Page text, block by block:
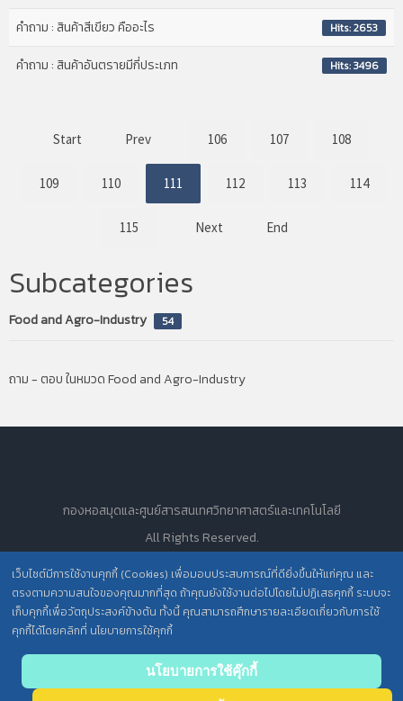
คำถาม : สินค้าสีเขียว คืออะไร Hits: 2653
คำถาม : สินค้าอันตรายมีกี่ประเภท Hits: 3496
Start Prev 106 107 108
109 110 111 112 113 114
115 Next End
Subcategories
Food and Agro-Industry 54
ถาม - ตอบ ในหมวด Food and Agro-Industry
เว็บไซต์มีการใช้งานคุกกี้ (Cookies) เพื่อมอบประสบการณ์ที่ดียิ่งขึ้นให้แก่คุณ และ
ตรงตามความสนใจของคุณมากที่สุด ถ้าคุณยังใช้งานต่อไปโดยไม่ปฏิเสธคุกกี้ ระบบจะ
เก็บคุกกี้เพื่อวัตถุประสงค์ข้างต้น ทั้งนี้ คุณสามารถศึกษารายละเอียดเกี่ยวกับการใช้
คุกกี้ได้โดยคลิกที่ นโยบายการใช้คุกกี้
นโยบายการใช้คุ๊กกี้
กองหอสมุดและศูนย์สารสนเทศวิทยาศาสตร์และเทคโนโลยี
All Rights Reserved.
นโยบายการคุ้มครองข้อมูลส่วนบุคคล วศ. /
ประกาศความเป็นส่วนตัว (Privacy Notice) สำหรับการบริการสารสนเทศ
to top